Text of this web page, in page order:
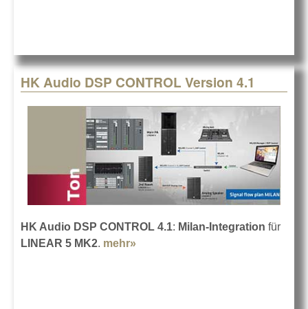
HK Audio DSP CONTROL Version 4.1
HK Audio DSP CONTROL 4.1: Milan-Integration für
LINEAR 5 MK2. mehr»